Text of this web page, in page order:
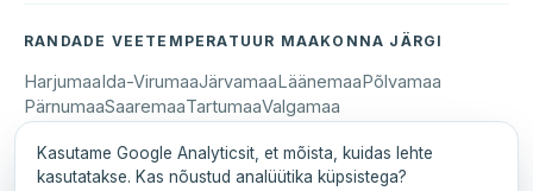
RANDADE VEETEMPERATUUR MAAKONNA JÄRGI
HarjumaaIda-VirumaaJärvamaaLäänemaaPõlvamaa
PärnumaaSaaremaaTartumaaValgamaa
Kasutame Google Analyticsit, et mõista, kuidas lehte
kasutatakse. Kas nõustud analüütika küpsistega?